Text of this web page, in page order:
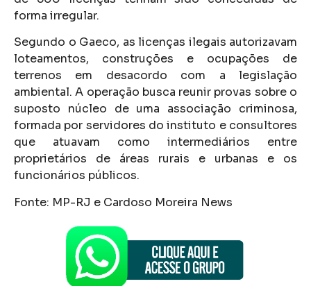
forma irregular.
Segundo o Gaeco, as licenças ilegais autorizavam
loteamentos, construções e ocupações de
terrenos em desacordo com a legislação
ambiental. A operação busca reunir provas sobre o
suposto núcleo de uma associação criminosa,
formada por servidores do instituto e consultores
que atuavam como intermediários entre
proprietários de áreas rurais e urbanas e os
funcionários públicos.
Fonte: MP-RJ e Cardoso Moreira News